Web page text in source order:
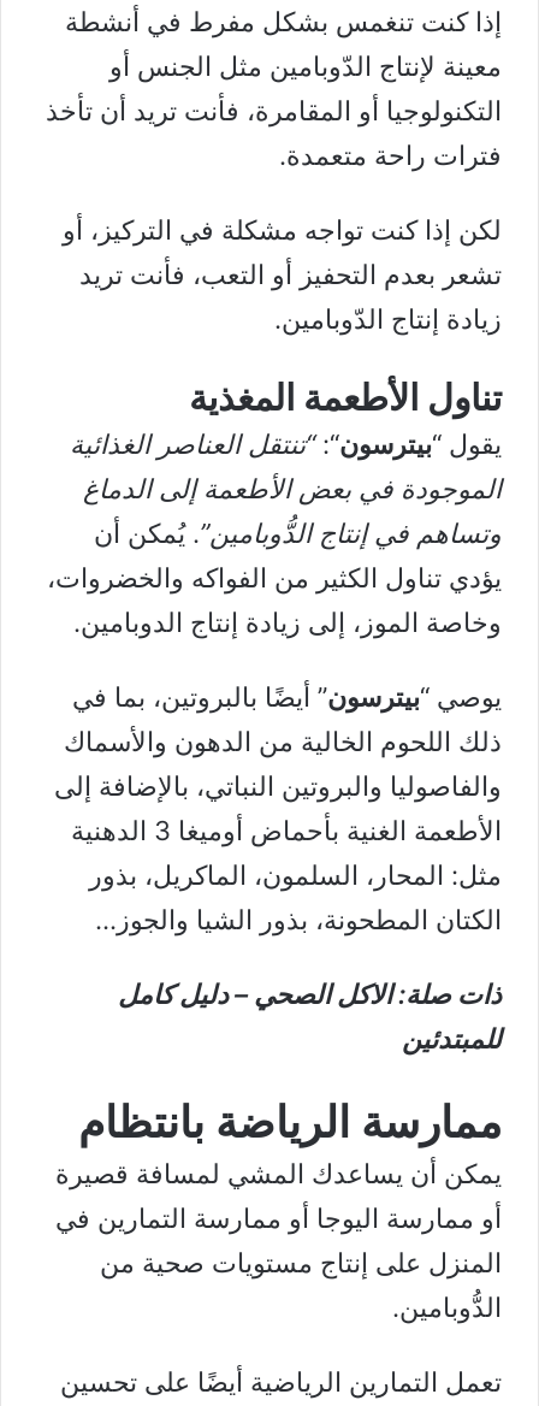
إذا كنت تنغمس بشكل مفرط في أنشطة
معينة لإنتاج الدّوبامين مثل الجنس أو
التكنولوجيا أو المقامرة، فأنت تريد أن تأخذ
فترات راحة متعمدة.
لكن إذا كنت تواجه مشكلة في التركيز، أو
تشعر بعدم التحفيز أو التعب، فأنت تريد
زيادة إنتاج الدّوبامين.
تناول الأطعمة المغذية
يقول “بيترسون“:“تنتقل العناصر الغذائية
الموجودة في بعض الأطعمة إلى الدماغ
وتساهم في إنتاج الدُّوبامين”. يُمكن أن
يؤدي تناول الكثير من الفواكه والخضروات،
وخاصة الموز، إلى زيادة إنتاج الدوبامين.
يوصي “بيترسون” أيضًا بالبروتين، بما في
ذلك اللحوم الخالية من الدهون والأسماك
والفاصوليا والبروتين النباتي، بالإضافة إلى
الأطعمة الغنية بأحماض أوميغا 3
الدهنية
مثل: المحار، السلمون، الماكريل، بذور
الكتان المطحونة، بذور الشيا والجوز…
ذات صلة:الاكل الصحي – دليل كامل
للمبتدئين
ممارسة الرياضة بانتظام
يمكن أن يساعدك المشي لمسافة قصيرة
أو ممارسة اليوجا أو ممارسة التمارين في
المنزل على إنتاج مستويات صحية من
الدُّوبامين.
تعمل التمارين الرياضية أيضًا على تحسين